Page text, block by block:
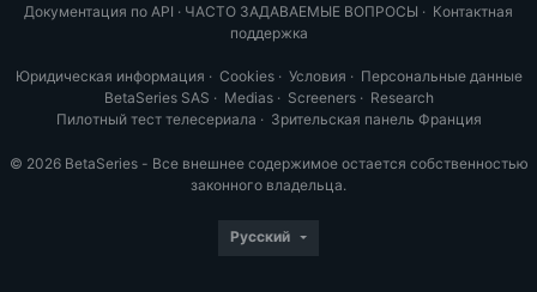
Документация по API · ЧАСТО ЗАДАВАЕМЫЕ ВОПРОСЫ · Контактная
поддержка
Юридическая информация · Cookies· Условия · Персональные данные
BetaSeries SAS · Medias· Screeners· Research
Пилотный тест телесериала · Зрительская панель Франция
© 2026 BetaSeries - Все внешнее содержимое остается собственностью
законного владельца.
Русский